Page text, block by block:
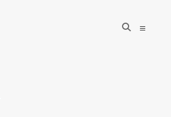
open
search
open